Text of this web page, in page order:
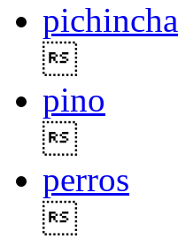
pichincha
pino
perros